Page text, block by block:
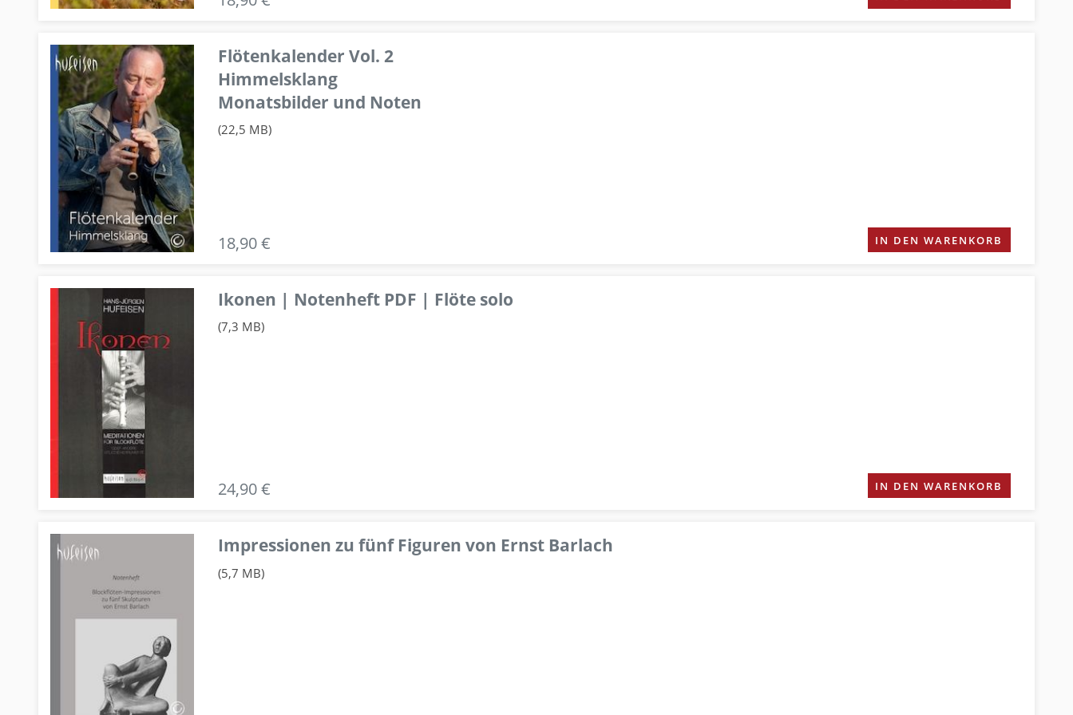
Flötenkalender Vol. 2
Himmelsklang
Monatsbilder und Noten
(22,5 MB)
18,90 € IN DEN WARENKORB
Ikonen | Notenheft PDF | Flöte solo
(7,3 MB)
24,90 € IN DEN WARENKORB
Impressionen zu fünf Figuren von Ernst Barlach
(5,7 MB)